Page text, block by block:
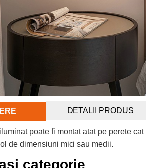
DETALII PRODUS
poate fi montat atat pe perete
de dimensiuni mici sau medii.
categorie